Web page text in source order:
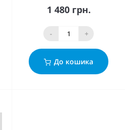
1 480 грн.
- +
До кошика